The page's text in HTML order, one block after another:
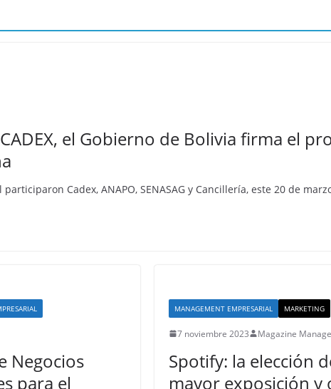
el Gobierno de Bolivia firma el
Cadex, ANAPO, SENASAG y Cancillería, este 20 de
Negocios
para el
MANAGEMENT EMPRESARIAL MARKETING
7 noviembre 2023 Magazine
Spotify: la elección
mayor exposición